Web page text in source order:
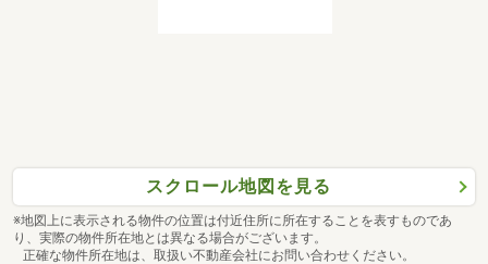
スクロール地図を見る
※地図上に表示される物件の位置は付近住所に所在することを表すものであ
り、実際の物件所在地とは異なる場合がございます。
正確な物件所在地は、取扱い不動産会社にお問い合わせください。